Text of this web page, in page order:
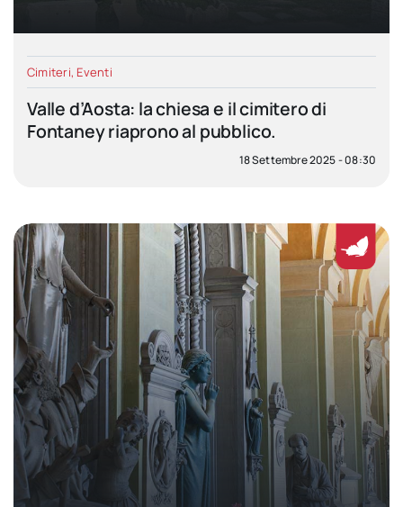
Cimiteri, Eventi
Valle d’Aosta: la chiesa e il cimitero di
Fontaney riaprono al pubblico.
18 Settembre 2025 - 08:30